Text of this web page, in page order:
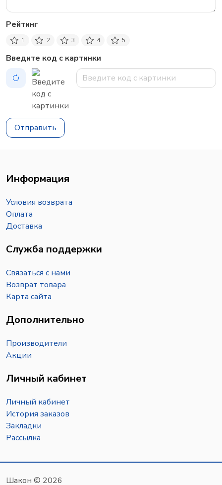
Рейтинг
1 2 3 4 5
Введите код с картинки
Отправить
Информация
Условия возврата
Оплата
Доставка
Служба поддержки
Связаться с нами
Возврат товара
Карта сайта
Дополнительно
Производители
Акции
Личный кабинет
Личный кабинет
История заказов
Закладки
Рассылка
Шакон © 2026